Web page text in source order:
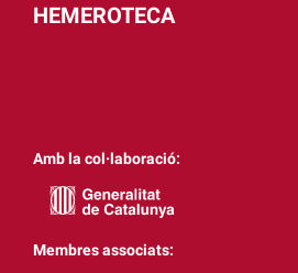
HEMEROTECA
Amb la col·laboració:
Membres associats: